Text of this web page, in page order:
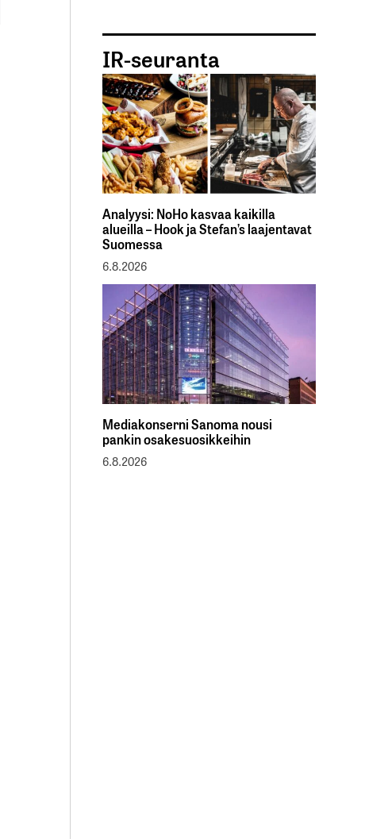
IR-seuranta
Analyysi: NoHo kasvaa kaikilla
alueilla – Hook ja Stefan’s laajentavat
Suomessa
6.8.2026
Mediakonserni Sanoma nousi
pankin osakesuosikkeihin
6.8.2026